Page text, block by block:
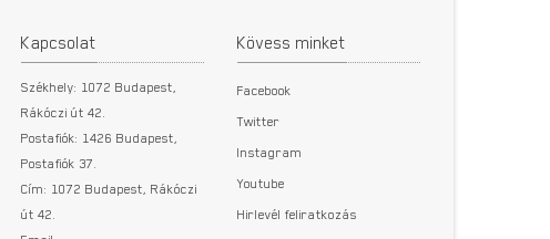
Kapcsolat
Székhely: 1072 Budapest,
Rákóczi út 42.
Postafiók: 1426 Budapest,
Postafiók 37.
Cím: 1072 Budapest, Rákóczi
út 42.
Kövess minket
Facebook
Twitter
Instagram
Youtube
Hirlevél feliratkozás